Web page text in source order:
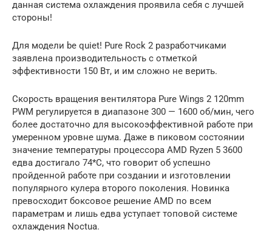
данная система охлаждения проявила себя с лучшей
стороны!
Для модели be quiet! Pure Rock 2 разработчиками
заявлена производительность с отметкой
эффективности 150 Вт, и им сложно не верить.
Скорость вращения вентилятора Pure Wings 2 120mm
PWM регулируется в диапазоне 300 — 1600 об/мин, чего
более достаточно для высокоэффективной работе при
умеренном уровне шума. Даже в пиковом состоянии
значение температуры процессора AMD Ryzen 5 3600
едва достигало 74*С, что говорит об успешно
пройденной работе при создании и изготовлении
популярного кулера второго поколения. Новинка
превосходит боксовое решение AMD по всем
параметрам и лишь едва уступает топовой системе
охлаждения Noctua.